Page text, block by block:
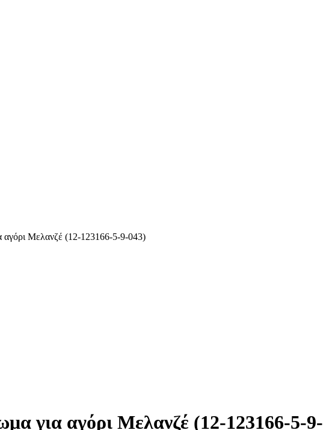
Μελανζέ (12-123166-5-9-043)
για αγόρι Μελανζέ (12-123166-5-9-